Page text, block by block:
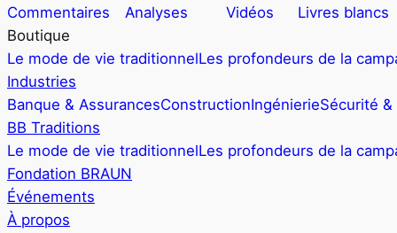
Commentaires
Analyses Vidéos
Livres blancs
Boutique
Le mode de vie traditionnelLes profondeurs de la
Industries
Banque & AssurancesConstructionIngénierieSécurité
BB Traditions
Le mode de vie traditionnelLes profondeurs de la
Fondation BRAUN
Événements
À propos